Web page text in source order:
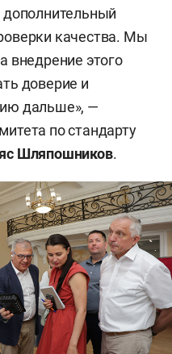
качества. Мы
внедрение этого
доверие и
дальше», —
по стандарту
Шляпошников.